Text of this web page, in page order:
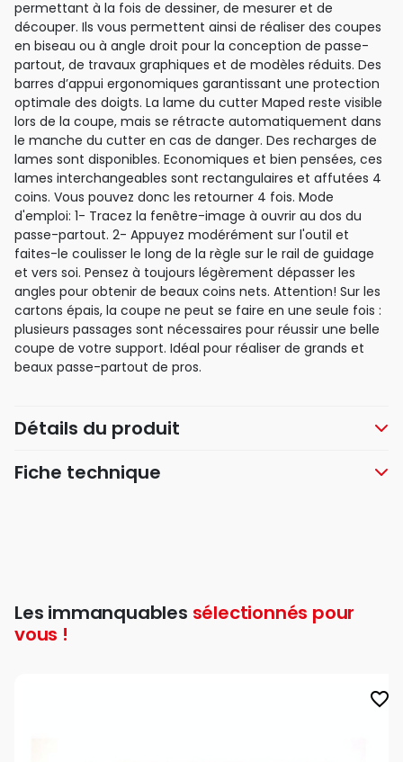
permettant à la fois de dessiner, de mesurer et de
découper. Ils vous permettent ainsi de réaliser des coupes
en biseau ou à angle droit pour la conception de passe-
partout, de travaux graphiques et de modèles réduits. Des
barres d’appui ergonomiques garantissant une protection
optimale des doigts. La lame du cutter Maped reste visible
lors de la coupe, mais se rétracte automatiquement dans
le manche du cutter en cas de danger. Des recharges de
lames sont disponibles. Economiques et bien pensées, ces
lames interchangeables sont rectangulaires et affutées 4
coins. Vous pouvez donc les retourner 4 fois. Mode
d'emploi: 1- Tracez la fenêtre-image à ouvrir au dos du
passe-partout. 2- Appuyez modérément sur l'outil et
faites-le coulisser le long de la règle sur le rail de guidage
et vers soi. Pensez à toujours légèrement dépasser les
angles pour obtenir de beaux coins nets. Attention! Sur les
cartons épais, la coupe ne peut se faire en une seule fois :
plusieurs passages sont nécessaires pour réussir une belle
coupe de votre support. Idéal pour réaliser de grands et
beaux passe-partout de pros.
Détails du produit
Fiche technique
Les immanquables sélectionnés pour
vous !
favorite_border